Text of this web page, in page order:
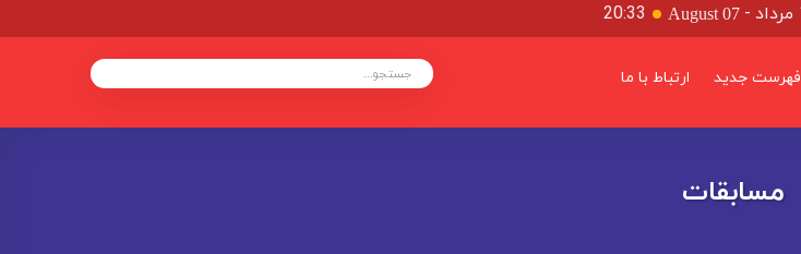
-
August 07
20:33
فهرست جدید ارتباط با ما
مسابقات